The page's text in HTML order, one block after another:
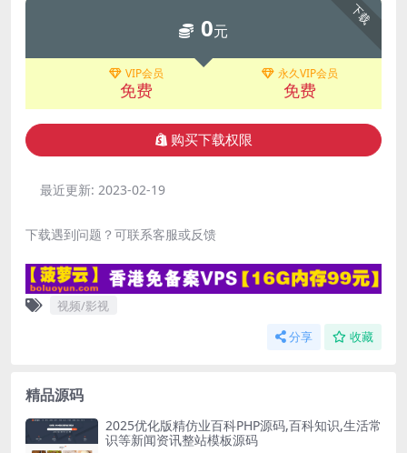
下载
0元
VIP会员
免费
永久VIP会员
免费
购买下载权限
最近更新: 2023-02-19
下载遇到问题？可联系客服或反馈
视频/影视
分享 收藏
精品源码
2025优化版精仿业百科PHP源码,百科知识,生活常
识等新闻资讯整站模板源码